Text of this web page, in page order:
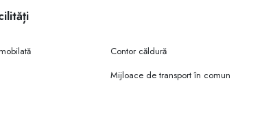
mă contactezi.
Contor căldură
Mijloace de transport în comun